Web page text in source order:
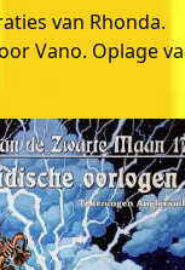
van Rhonda.
Vano. Oplage